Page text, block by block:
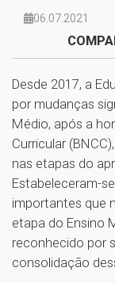
06.07.2021
Desde 2017, a
por mudanças
Médio, após a
Curricular
nas etapas do
Estabeleceram-
importantes que
etapa do Ensino
reconhecido por
consolidação